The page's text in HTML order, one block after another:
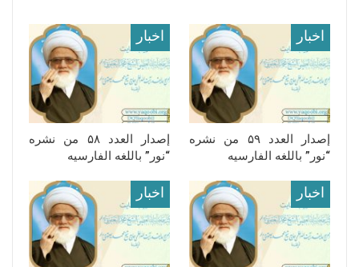
اخبار
إصدار العدد ۵۹ من نشره
“نور” باللغه الفارسیه
اخبار
إصدار العدد ۵۸ من نشره
“نور” باللغه الفارسیه
اخبار اخبار